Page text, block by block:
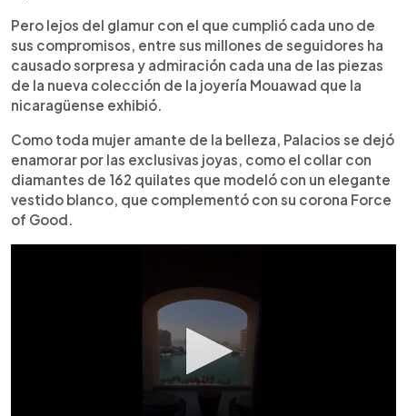
Pero lejos del glamur con el que cumplió cada uno de
sus compromisos, entre sus millones de seguidores ha
causado sorpresa y admiración cada una de las piezas
de la nueva colección de la joyería Mouawad que la
nicaragüense exhibió.
Como toda mujer amante de la belleza, Palacios se dejó
enamorar por las exclusivas joyas, como el collar con
diamantes de 162 quilates que modeló con un elegante
vestido blanco, que complementó con su corona Force
of Good.